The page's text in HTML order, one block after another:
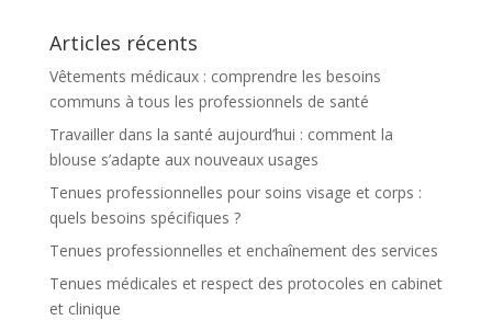
Articles récents
Vêtements médicaux : comprendre les besoins
communs à tous les professionnels de santé
Travailler dans la santé aujourd’hui : comment la
blouse s’adapte aux nouveaux usages
Tenues professionnelles pour soins visage et corps :
quels besoins spécifiques ?
Tenues professionnelles et enchaînement des services
Tenues médicales et respect des protocoles en cabinet
et clinique